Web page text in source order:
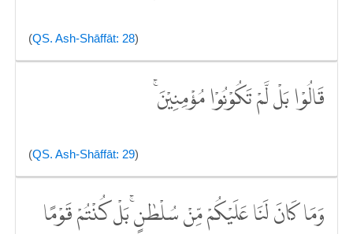
(QS. Ash-Shāffāt: 28)
قَالُوْا بَلْ لَّمْ تَكُوْنُوْا مُؤْمِنِيْنَۚ
(QS. Ash-Shāffāt: 29)
وَمَا كَانَ لَنَا عَلَيْكُمْ مِّنْ سُلْطٰنٍۚ بَلْ كُنْتُمْ قَوْمًا